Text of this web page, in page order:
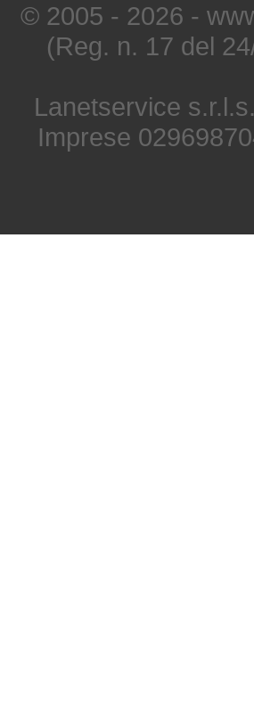
© 2005 - 2026 -
(Reg. n. 17 del
Lanetservice
Imprese